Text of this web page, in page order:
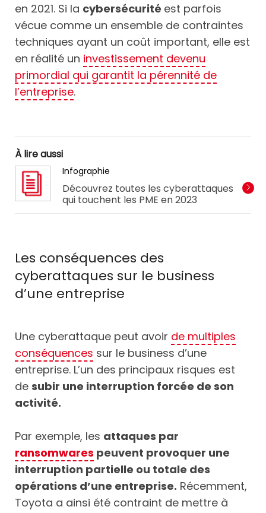
en 2021. Si la cybersécurité est parfois
vécue comme un ensemble de contraintes
techniques ayant un coût important, elle est
en réalité un investissement devenu
primordial qui garantit la pérennité de
l’entreprise.
À lire aussi
Infographie
Découvrez toutes les cyberattaques
qui touchent les PME en 2023
Les conséquences des
cyberattaques sur le business
d’une entreprise
Une cyberattaque peut avoir de multiples
conséquences sur le business d’une
entreprise. L’un des principaux risques est
desubir une interruption forcée de son
activité.
Par exemple, les attaques par
ransomwares peuvent provoquer une
interruption partielle ou totale des
opérations d’une entreprise. Récemment,
Toyota a ainsi été contraint de mettre à